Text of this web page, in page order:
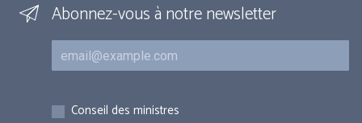
Abonnez-vous à notre newsletter
Courriel
Inscriptions
Conseil des ministres